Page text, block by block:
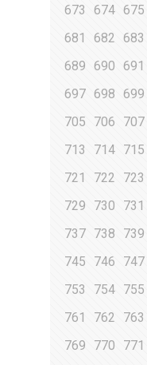
673
674 675
681
682 683
689
690 691
697 698 699
705
706 707
713
714 715
721
722 723
729
730 731
737 738 739
745
746 747
753
754 755
761
762 763
769
770 771